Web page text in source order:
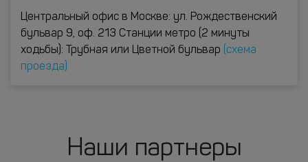
Центральный офис в Москве: ул. Рождественский
бульвар 9, оф. 213 Станции метро (2 минуты
ходьбы): Трубная или Цветной бульвар
(схема
проезда)
Наши партнеры